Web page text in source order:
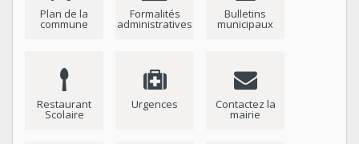
Plan de la
commune
Formalités
administratives
Bulletins
municipaux
Restaurant
Scolaire
Urgences Contactez la
mairie